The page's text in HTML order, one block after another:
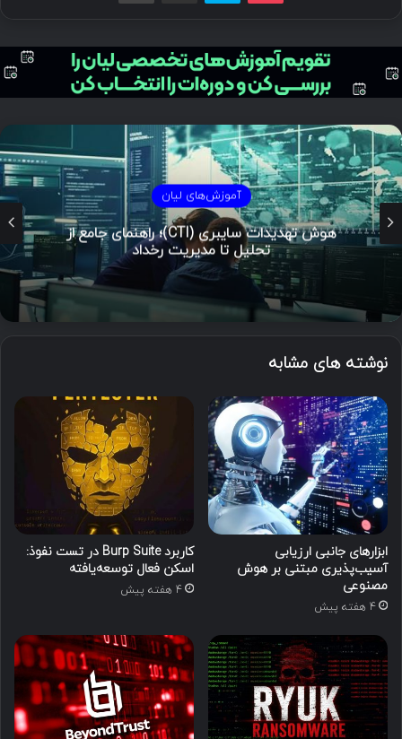
مستند
مدل الماس در تحلیل نفوذ
نوشته های مشابه
ابزارهای جانبی ارزیابی
آسیب‌پذیری مبتنی بر هوش
مصنوعی
4 هفته پیش
کاربرد Burp Suite در تست نفوذ:
اسکن فعال توسعه‌یافته
4 هفته پیش